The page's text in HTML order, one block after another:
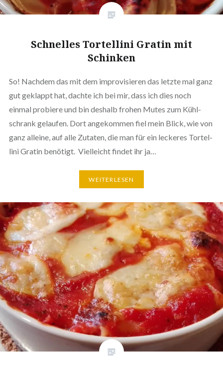
Schnelles Tor­tel­li­ni Gratin mit
Schinken
So! Nachdem das mit dem impro­vi­sie­ren das letzte mal ganz
gut geklappt hat, dachte ich bei mir, dass ich dies noch
einmal probiere und bin deshalb frohen Mutes zum Kühl­
schrank gelaufen. Dort ange­kom­men fiel mein Blick, wie von
ganz alleine, auf alle Zutaten, die man für ein leckeres Tor­tel­
li­ni Gratin benötigt. Viel­leicht findet ihr ja…
WEI­TER­LE­SEN